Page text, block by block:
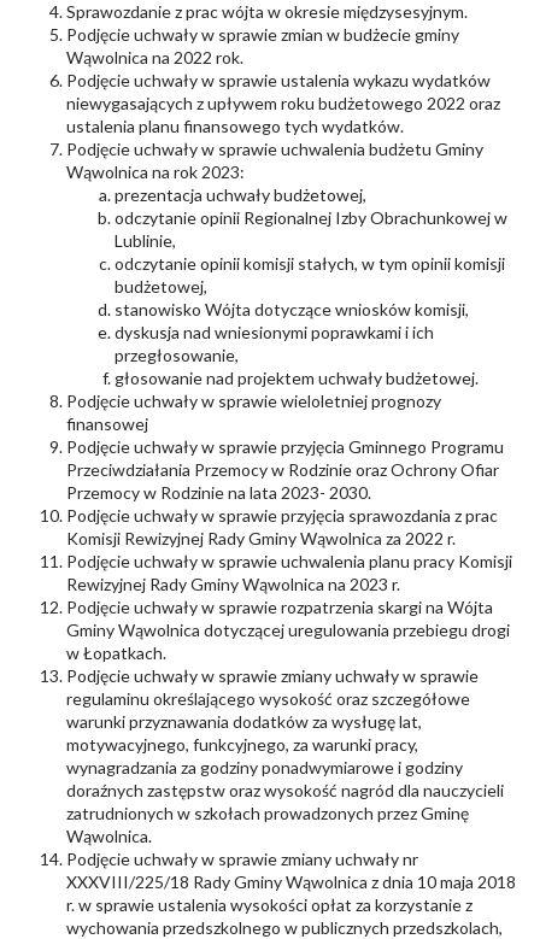
Sprawozdanie z prac wójta w okresie międzysesyjnym.
Podjęcie uchwały w sprawie zmian w budżecie gminy
Wąwolnica na 2022 rok.
Podjęcie uchwały w sprawie ustalenia wykazu wydatków
niewygasających z upływem roku budżetowego 2022 oraz
ustalenia planu finansowego tych wydatków.
Podjęcie uchwały w sprawie uchwalenia budżetu Gminy
Wąwolnica na rok 2023:
prezentacja uchwały budżetowej,
odczytanie opinii Regionalnej Izby Obrachunkowej w
Lublinie,
odczytanie opinii komisji stałych, w tym opinii komisji
budżetowej,
stanowisko Wójta dotyczące wniosków komisji,
dyskusja nad wniesionymi poprawkami i ich
przegłosowanie,
głosowanie nad projektem uchwały budżetowej.
Podjęcie uchwały w sprawie wieloletniej prognozy
finansowej
Podjęcie uchwały w sprawie przyjęcia Gminnego Programu
Przeciwdziałania Przemocy w Rodzinie oraz Ochrony Ofiar
Przemocy w Rodzinie na lata 2023- 2030.
Podjęcie uchwały w sprawie przyjęcia sprawozdania z prac
Komisji Rewizyjnej Rady Gminy Wąwolnica za 2022 r.
Podjęcie uchwały w sprawie uchwalenia planu pracy Komisji
Rewizyjnej Rady Gminy Wąwolnica na 2023 r.
Podjęcie uchwały w sprawie rozpatrzenia skargi na Wójta
Gminy Wąwolnica dotyczącej uregulowania przebiegu drogi
w Łopatkach.
Podjęcie uchwały w sprawie zmiany uchwały w sprawie
regulaminu określającego wysokość oraz szczegółowe
warunki przyznawania dodatków za wysługę lat,
motywacyjnego, funkcyjnego, za warunki pracy,
wynagradzania za godziny ponadwymiarowe i godziny
doraźnych zastępstw oraz wysokość nagród dla nauczycieli
zatrudnionych w szkołach prowadzonych przez Gminę
Wąwolnica.
Podjęcie uchwały w sprawie zmiany uchwały nr
XXXVIII/225/18 Rady Gminy Wąwolnica z dnia 10 maja 2018
r. w sprawie ustalenia wysokości opłat za korzystanie z
wychowania przedszkolnego w publicznych przedszkolach,